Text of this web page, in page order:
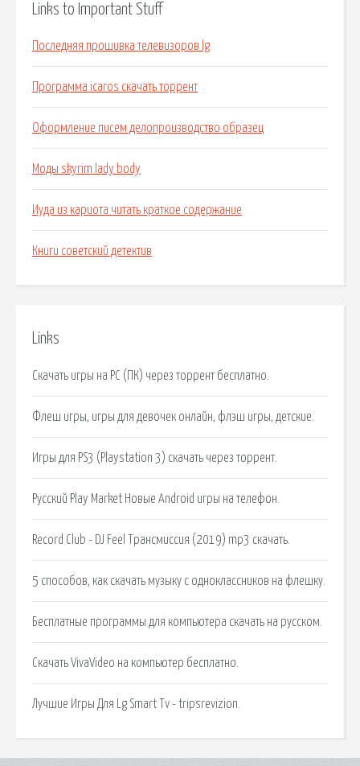
Links to Important Stuff
Последняя прошивка телевизоров lg
Программа icaros скачать торрент
Оформление писем делопроизводство образец
Моды skyrim lady body
Иуда из кариота читать краткое содержание
Книги советский детектив
Links
Скачать игры на PC (ПК) через торрент бесплатно.
Флеш игры, игры для девочек онлайн, флэш игры, детские.
Игры для PS3 (Playstation 3) скачать через торрент.
Русский Play Market Новые Android игры на телефон.
Record Club - DJ Feel Трансмиссия (2019) mp3 скачать.
5 способов, как скачать музыку с одноклассников на флешку.
Бесплатные программы для компьютера скачать на русском.
Скачать VivaVideo на компьютер бесплатно.
Лучшие Игры Для Lg Smart Tv - tripsrevizion.